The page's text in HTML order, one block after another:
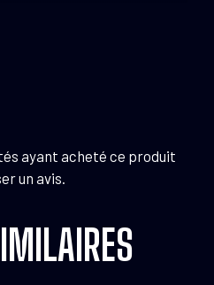
ayant acheté ce produit
un avis.